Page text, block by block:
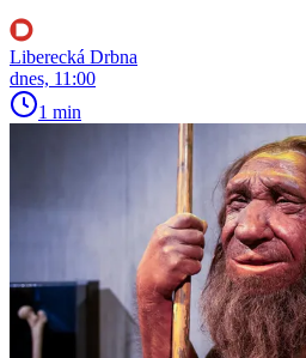
Liberecká Drbna
dnes, 11:00
1 min